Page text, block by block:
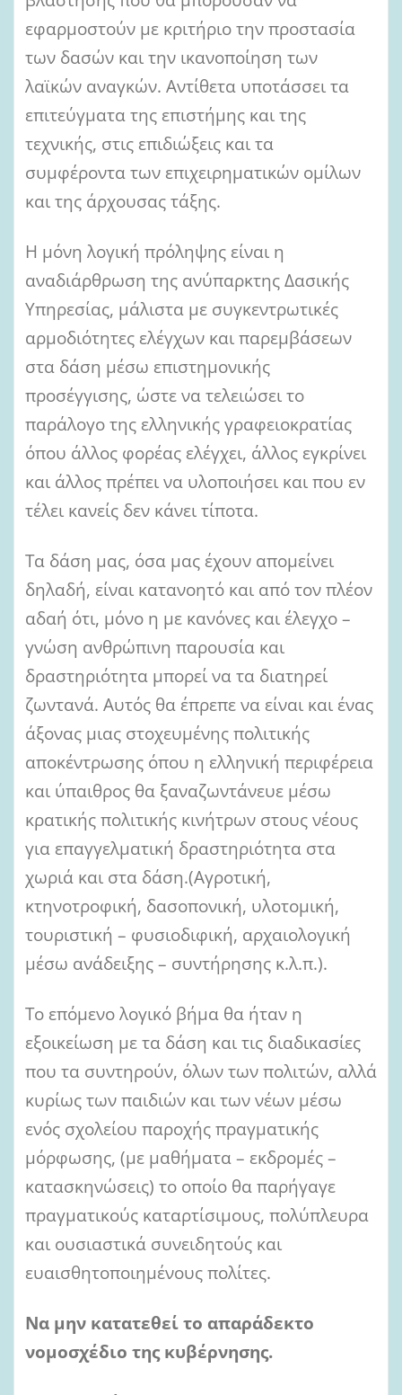
εφαρμοστούν με κριτήριο την προστασία
των δασών και την ικανοποίηση των
λαϊκών αναγκών. Αντίθετα υποτάσσει τα
επιτεύγματα της επιστήμης και της
τεχνικής, στις επιδιώξεις και τα
συμφέροντα των επιχειρηματικών ομίλων
και της άρχουσας τάξης.
Η μόνη λογική πρόληψης είναι η
αναδιάρθρωση της ανύπαρκτης Δασικής
Υπηρεσίας, μάλιστα με συγκεντρωτικές
αρμοδιότητες ελέγχων και παρεμβάσεων
στα δάση μέσω επιστημονικής
προσέγγισης, ώστε να τελειώσει το
παράλογο της ελληνικής γραφειοκρατίας
όπου άλλος φορέας ελέγχει, άλλος εγκρίνει
και άλλος πρέπει να υλοποιήσει και που εν
τέλει κανείς δεν κάνει τίποτα.
Τα δάση μας, όσα μας έχουν απομείνει
δηλαδή, είναι κατανοητό και από τον πλέον
αδαή ότι, μόνο η με κανόνες και έλεγχο –
γνώση ανθρώπινη παρουσία και
δραστηριότητα μπορεί να τα διατηρεί
ζωντανά. Αυτός θα έπρεπε να είναι και ένας
άξονας μιας στοχευμένης πολιτικής
αποκέντρωσης όπου η ελληνική περιφέρεια
και ύπαιθρος θα ξαναζωντάνευε μέσω
κρατικής πολιτικής κινήτρων στους νέους
για επαγγελματική δραστηριότητα στα
χωριά και στα δάση.(Αγροτική,
κτηνοτροφική, δασοπονική, υλοτομική,
τουριστική – φυσιοδιφική, αρχαιολογική
μέσω ανάδειξης – συντήρησης κ.λ.π.).
Το επόμενο λογικό βήμα θα ήταν η
εξοικείωση με τα δάση και τις διαδικασίες
που τα συντηρούν, όλων των πολιτών, αλλά
κυρίως των παιδιών και των νέων μέσω
ενός σχολείου παροχής πραγματικής
μόρφωσης, (με μαθήματα – εκδρομές –
κατασκηνώσεις) το οποίο θα παρήγαγε
πραγματικούς καταρτίσιμους, πολύπλευρα
και ουσιαστικά συνειδητούς και
ευαισθητοποιημένους πολίτες.
Να μην κατατεθεί το απαράδεκτο
νομοσχέδιο της κυβέρνησης.